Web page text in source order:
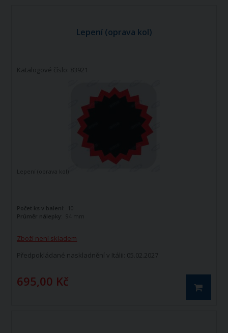
Lepení (oprava kol)
Katalogové číslo: 83921
Zboží není skladem
Předpokládané naskladnění v Itálii: 05.02.2027
695,00 Kč
Lepení (oprava kol)
Počet ks v balení:
10
Průměr nálepky:
94 mm